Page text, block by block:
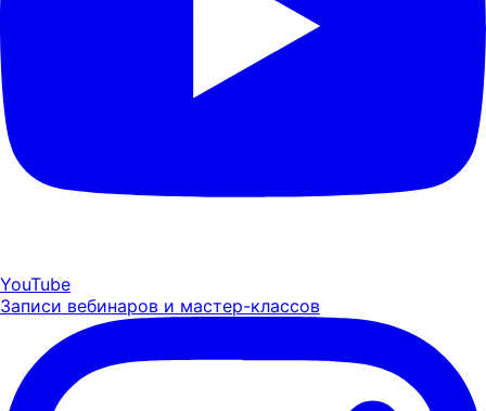
YouTube
Записи вебинаров и мастер-классов